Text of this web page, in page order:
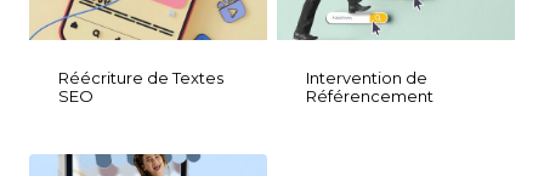
Réécriture de Textes
SEO
Intervention de
Référencement